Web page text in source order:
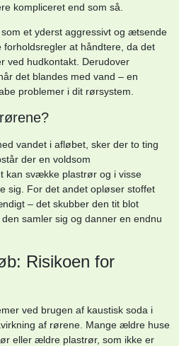
kompliceret end som så.
et yderst aggressivt og ætsende
at håndtere, da det
ved hudkontakt. Derudover
det blandes med vand – en
problemer i dit rørsystem.
vandet i afløbet, sker der to ting
der en voldsom
kan svække plastrør og i visse
sig. For det andet opløser stoffet
– det skubber den tit blot
samler sig og danner en endnu
Risikoen for
ved brugen af kaustisk soda i
af rørene. Mange ældre huse
eller ældre plastrør, som ikke er